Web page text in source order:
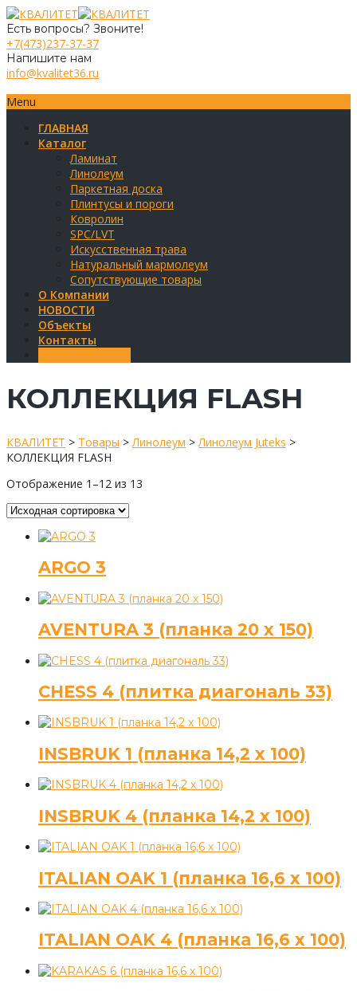
Есть вопросы? Звоните!
+7(473)237-37-37
Напишите нам
info@kvalitet36.ru
Menu
ГЛАВНАЯ
Каталог
Ламинат
Линолеум
Паркетная доска
Плинтусы и пороги
Ковролин
SPC/LVT
Искусственная трава
Натуральный мармолеум
Сопутствующие товары
О Компании
НОВОСТИ
Объекты
Контакты
КОЛЛЕКЦИЯ FLASH
КВАЛИТЕТ > Товары >Линолеум >Линолеум Juteks >
КОЛЛЕКЦИЯ FLASH
Отображение 1–12 из 13
ARGO 3
AVENTURA 3 (планка 20 х 150)
CHESS 4 (плитка диагональ 33)
INSBRUK 1 (планка 14,2 х 100)
INSBRUK 4 (планка 14,2 х 100)
ITALIAN OAK 1 (планка 16,6 х 100)
ITALIAN OAK 4 (планка 16,6 х 100)